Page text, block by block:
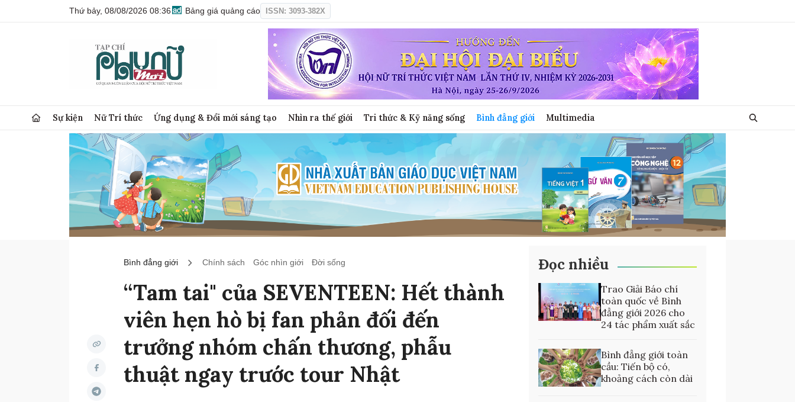
Thứ bảy, 08/08/2026 08:36 Bảng giá quảng cáo ISSN: 3093-382X
Sự kiện Nữ Trí thức Ứng dụng & Đổi mới sáng tạo Nhìn ra thế giới Tri thức & Kỹ năng sống Bình đẳng giới Multimedia
Bình đẳng giới Chính sách Góc nhìn giới Đời sống
“Tam tai" của SEVENTEEN: Hết thành
viên hẹn hò bị fan phản đối đến
trưởng nhóm chấn thương, phẫu
thuật ngay trước tour Nhật
Đọc nhiều
Trao Giải Báo chí
toàn quốc về Bình
đẳng giới 2026 cho
24 tác phẩm xuất sắc
Bình đẳng giới toàn
cầu: Tiến bộ có,
khoảng cách còn dài